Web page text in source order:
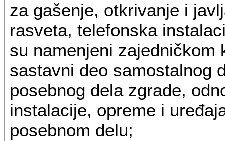
za gašenje, otkrivanje i
rasveta, telefonska
su namenjeni zajedničkom
sastavni deo samostalnog
posebnog dela zgrade,
instalacije, opreme i
posebnom delu;